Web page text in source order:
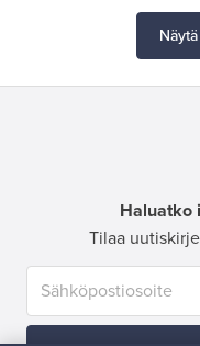
Haluatko
Tilaa